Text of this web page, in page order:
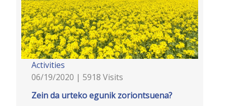
Activities
06/19/2020 | 5918 Visits
Zein da urteko egunik zoriontsuena?